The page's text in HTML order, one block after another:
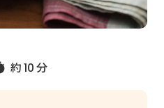
約10分